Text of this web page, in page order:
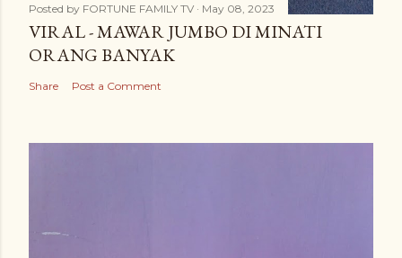
Posted by FORTUNE FAMILY TV May 08, 2023
VIRAL - MAWAR JUMBO DI MINATI
ORANG BANYAK
Share Post a Comment